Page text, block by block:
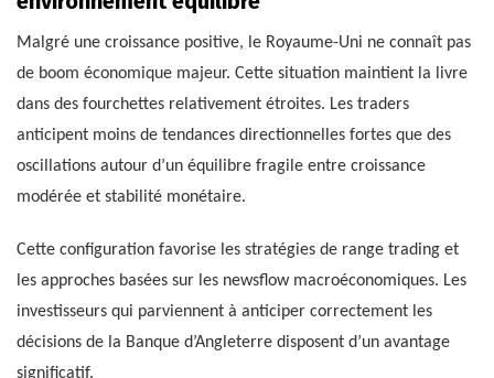
Malgré une croissance positive, le Royaume-Uni ne connaît pas
de boom économique majeur. Cette situation maintient la livre
dans des fourchettes relativement étroites. Les traders
anticipent moins de tendances directionnelles fortes que des
oscillations autour d’un équilibre fragile entre croissance
modérée et stabilité monétaire.
Cette configuration favorise les stratégies de range trading et
les approches basées sur les newsflow macroéconomiques. Les
investisseurs qui parviennent à anticiper correctement les
décisions de la Banque d’Angleterre disposent d’un avantage
significatif.